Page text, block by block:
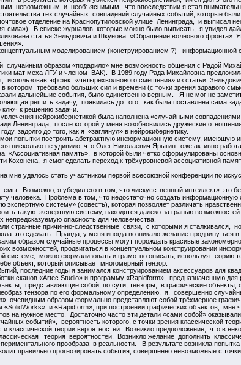
невозможным и необъяснимым, что впоследствии я стал
тех случайных совпадений случайных событий, которые
отделение на Краснопутиловской улице Ленинграда, и выписал
сила»). В списке журналов, которые можно было выписать, я увидел
статья Зельдовича и Шкунова «Обращение волнового фронта».
моделированием (конструированием ?)
случайным образом «подарило» мне возможность общения с Радой
мат меха ЛГУ и членом ВАК). В 1989 году Рада Михайловна
использовав эффект «четырёхволнового смешения» из статьи
котором требовало больших сил и времени (с точки зрения здравого
дальнейшие события, было единственно верным. Я не мог не
решить задачу, появилась до того, как была поставлена сама
к решению задачи.
нейрокибернетикой была наполнена «случайными
Ленинграда, после которой у меня возобновились дружеские
задолго до того, как я «заглянул» в нейрокибернетику.
попытки построить абстрактную информационную систему, имеющую
нисколько не удивило, что Олег Николаевич Ярыгин тоже активно
«Ассоциативная память», в которой были чётко сформулированы
я смог сделать переход к трёхуровневой ассоциативной
удалось стать участником первой всесоюзной конференции по
Возможно, я убедил его в том, что «искусственный интеллект» это
человека. Проблема в том, что недостаточно создать
систему» (совесть), которая позволяет различать
такую экспертную систему, находятся далеко за гранью
опасность для человечества.
причинно-следственные связи, с которыми я сталкивался, но
это сделать. Правда, у меня иногда возникало желание
образом случайные процессы могут порождать красивые
возможностей, продвигаться в концептуальном конструировании
системе, можно формализовать и грамотно описать, используя теорию
объект, который описывает многомерный тензор.
последние годы я занимался конструированием аксессуаров для
сканов «Artec Studio» и программу «Rapidform», предназначенную
представляющие собой, по сути, тензоры, в графические
тензора по его формальному определению, я, совершенно
очевидным образом формально представляют собой трёхмерное
и «Rapidform», при построении графических объектов, мне
на нужное место. Достаточно часто эти детали «сами собой»
событий», вероятность которого, с точки зрения классической
классической теории вероятностей. Возникло предположение, что в
теория вероятностей. Возникло желание дополнить
прообраза в реальности. В результате возникла
правильно прогнозировать события, совершенно невозможные с